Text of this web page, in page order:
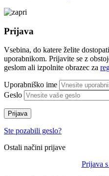
Prijava
Vsebina, do katere želite
uporabnikom. Prijavite se z
geslom ali izpolnite obrazec za
Uporabniško ime
Geslo
Prijava
Ste pozabili geslo?
Ostali načini prijave
Prijava